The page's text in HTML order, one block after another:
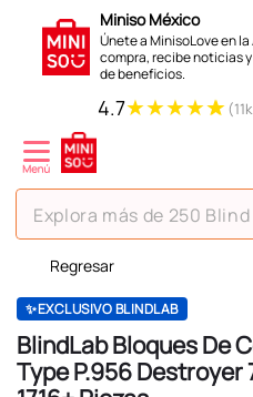
Miniso México
Únete a MinisoLove en la
compra, recibe noticias
de beneficios.
4.7★★★★★
Explora más de 250 Blind
Regresar
✨EXCLUSIVO BLINDLAB
BlindLab Bloques De
Type P.956 Destroyer
TÉRMINOS MÁS BUSCADOS
1.
hello kitty
2 .
spiderman
3.
peluche